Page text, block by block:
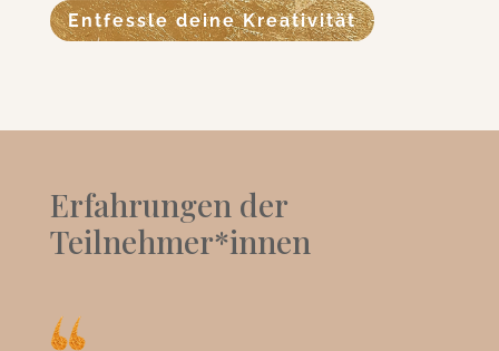
Entfessle deine Kreativität
Erfahrungen der
Teilnehmer*innen